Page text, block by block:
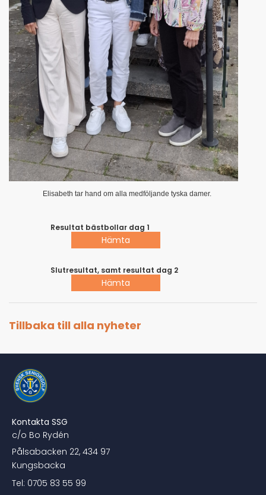
Elisabeth tar hand om alla medföljande tyska damer.
Resultat bästbollar dag 1
Hämta
Slutresultat, samt resultat dag 2
Hämta
Tillbaka till alla nyheter
Kontakta SSG
c/o Bo Rydén
Pålsabacken 22, 434 97
Kungsbacka
Tel: 0705 83 55 99